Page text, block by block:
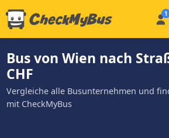
Bus von Wien nach
CHF
Vergleiche alle Busunternehmen und
mit CheckMyBus